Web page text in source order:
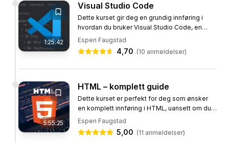
Etter nettstudiet kan du:
💻 Bygge moderne og responsive nettsider med HTML
og CSS
🎨 Style nettsider med CSS-selektorer og animasjoner
⚡ Programmere interaktive funksjoner med JavaScript
🤖 Bygge applikasjoner med KI gjennom vibbekoding
🚀 Utvikle programvare med agentstyrt programutvikling
🛠️ Sette opp et profesjonelt utviklingsmiljø som
frontend-utvikler
1:25:42
Visual Studio Code
Dette kurset gir deg en grundig innføring i
hvordan du bruker Visual Studio Code, en
kraftig og gratis kodeeditor utviklet av
Microsoft. Med dette programmet...
Espen Faugstad
4,70 (10 anmeldelser)
5:55:25
HTML – komplett guide
Dette kurset er perfekt for deg som ønsker
en komplett innføring i HTML, uansett om du
er nybegynner eller viderekommen. Vi antar at
du ikke har noen...
Espen Faugstad
5,00 (11 anmeldelser)